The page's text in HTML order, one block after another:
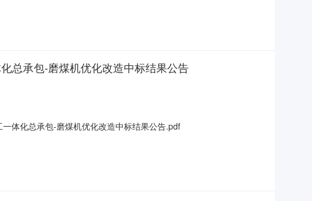
总承包-磨煤机优化改造中标结果公告
体化总承包-磨煤机优化改造中标结果公告.pdf